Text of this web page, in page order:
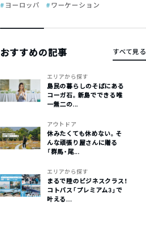
ヨーロッパ
ワーケーション
おすすめの記事 すべて見る
エリアから探す
島民の暮らしのそばにある
コーガ石。新島でできる唯
一無二の...
アウトドア
休みたくても休めない。そ
んな頑張り屋さんに贈る
「群馬・尾...
エリアから探す
まるで陸のビジネスクラス！
コトバス「プレミアム3」で
叶える...